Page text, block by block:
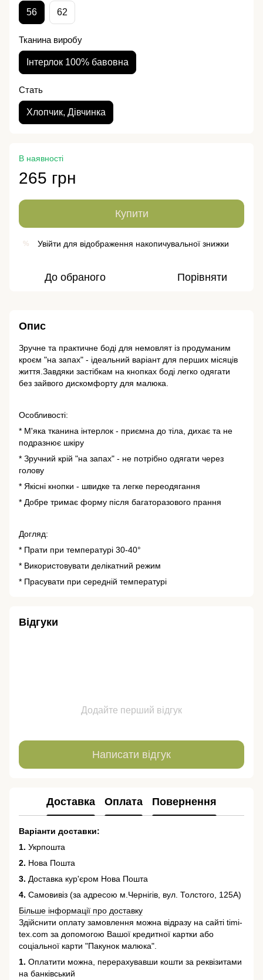
56 62
Тканина виробу
Інтерлок 100% бавовна
Стать
Хлопчик, Дівчинка
В наявності
265 грн
Купити
% Увійти для відображення накопичувальної знижки
До обраного Порівняти
Опис
Зручне та практичне боді для немовлят із продуманим
кроєм "на запах" - ідеальний варіант для перших місяців
життя.Завдяки застібкам на кнопках боді легко одягати
без зайвого дискомфорту для малюка.
Особливості:
* М'яка тканина інтерлок - приємна до тіла, дихає та не
подразнює шкіру
* Зручний крій "на запах" - не потрібно одягати через
голову
* Якісні кнопки - швидке та легке переодягання
* Добре тримає форму після багаторазового прання
Догляд:
* Прати при температурі 30-40°
* Використовувати делікатний режим
* Прасувати при середній температурі
Відгуки
Додайте перший відгук
Написати відгук
Доставка Оплата Повернення
Варіанти доставки:
1. Укрпошта
2. Нова Пошта
3. Доставка кур'єром Нова Пошта
4. Самовивіз (за адресою м.Чернігів, вул. Толстого, 125А)
Більше інформації про доставку
Здійснити оплату замовлення можна відразу на сайті timi-
tex.com за допомогою Вашої кредитної картки або
соціальної карти "Пакунок малюка".
1. Оплатити можна, перерахувавши кошти за реквізитами
на банківський